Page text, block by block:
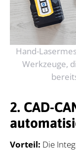
Hand-
Werkzeuge,
2. CAD-
Vorteil: Die